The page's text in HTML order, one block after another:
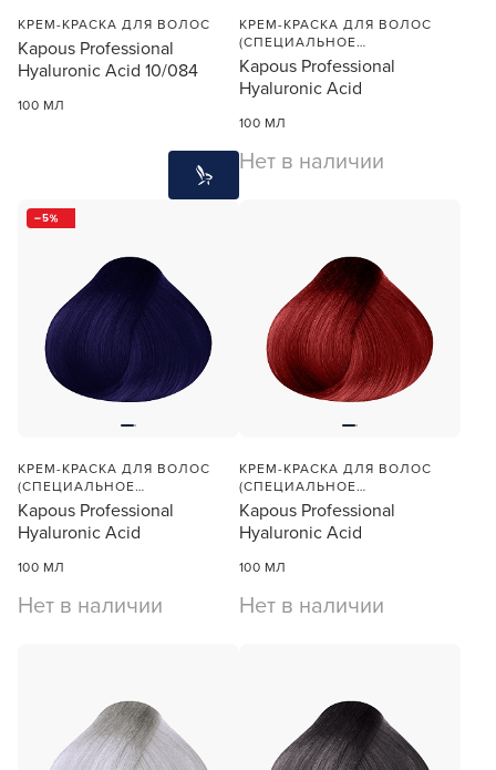
КРЕМ-КРАСКА ДЛЯ ВОЛОС
Kapous Professional
Hyaluronic Acid 10/084
100 МЛ
КРЕМ-КРАСКА ДЛЯ ВОЛОС
(СПЕЦИАЛЬНОЕ
МЕЛИРОВАНИЕ ФУКСИЯ)
Kapous Professional
Hyaluronic Acid
100 МЛ
Нет в наличии
5
КРЕМ-КРАСКА ДЛЯ ВОЛОС
(СПЕЦИАЛЬНОЕ
МЕЛИРОВАНИЕ
ФИОЛЕТОВЫЙ)
Kapous Professional
Hyaluronic Acid
100 МЛ
Нет в наличии
КРЕМ-КРАСКА ДЛЯ ВОЛОС
(СПЕЦИАЛЬНОЕ
МЕЛИРОВАНИЕ КРАСНЫЙ)
Kapous Professional
Hyaluronic Acid
100 МЛ
Нет в наличии